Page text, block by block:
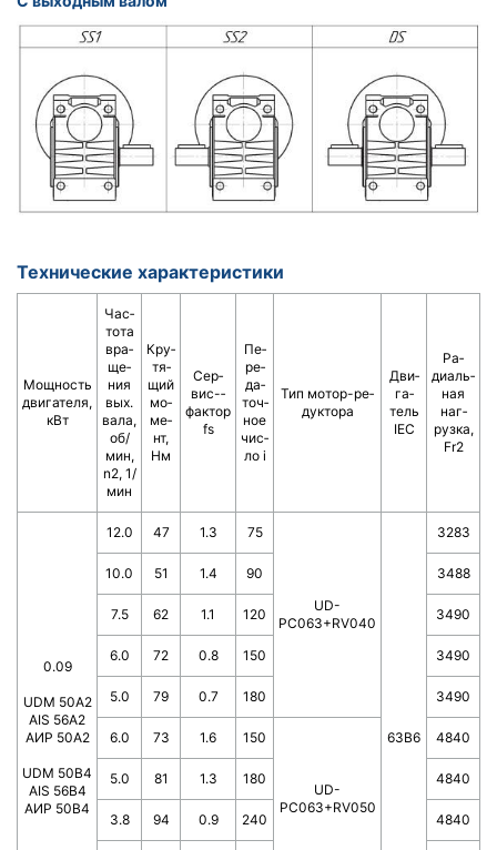
Технические характеристики
Мощ­ность
двигателя,
кВт
Час­
то­та
вра­
ще­
ния
вых.
вала,
об/
мин,
n2, 1/
мин
Кру­
тя­
щий
мо­
ме­
нт,
Нм
Сер­
вис-­
фактор
fs
Пе­
ре­
да­
точ­
ное
чис­
ло i
Тип мотор-­ре­
дук­то­ра
Дви­
га­
тель
IEC
Ра­
диаль­
ная
наг­
руз­ка,
Fr2
0.09
UDM 50A2
AIS 56A2
АИР 50А2
UDM 50B4
AIS 56B4
АИР 50В4
12.0 47 1.3 75
UD-
PC063+RV040
63B6
3283
10.0 51 1.4 90 3488
7.5 62 1.1 120 3490
6.0 72 0.8 150 3490
5.0 79 0.7 180 3490
6.0 73 1.6 150
UD-
PC063+RV050
4840
5.0 81 1.3 180 4840
3.8 94 0.9 240 4840